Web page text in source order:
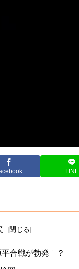
LINE
合戦が勃発！？